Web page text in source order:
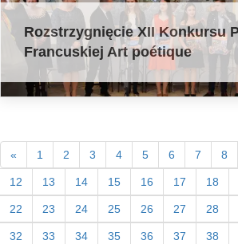
Rozstrzygnięcie XII Konkursu
Francuskiej Art poétique
« 1 2 3 4 5 6 7 8
12 13 14 15 16 17 18
22 23 24 25 26 27 28
32 33 34 35 36 37 38